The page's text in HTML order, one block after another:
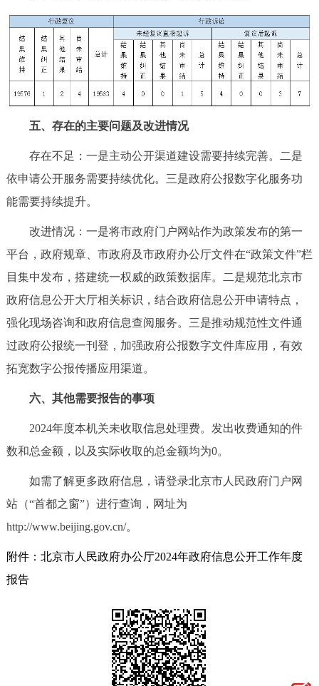
五、存在的主要问题及改进情况
存在不足：一是主动公开渠道建设需要持续完善。二是
依申请公开服务需要持续优化。三是政府公报数字化服务功
能需要持续提升。
改进情况：一是将市政府门户网站作为政策发布的第一
平台，政府规章、市政府及市政府办公厅文件在“政策文件”栏
目集中发布，搭建统一权威的政策数据库。二是规范北京市
政府信息公开大厅相关标识，结合政府信息公开申请特点，
强化现场咨询和政府信息查阅服务。三是推动规范性文件通
过政府公报统一刊登，加强政府公报数字文件库应用，有效
拓宽数字公报传播应用渠道。
六、其他需要报告的事项
2024年度本机关未收取信息处理费。发出收费通知的件
数和总金额，以及实际收取的总金额均为0。
如需了解更多政府信息，请登录北京市人民政府门户网
站（“首都之窗”）进行查询，网址为
http://www.beijing.gov.cn/。
附件：北京市人民政府办公厅2024年政府信息公开工作年度
报告